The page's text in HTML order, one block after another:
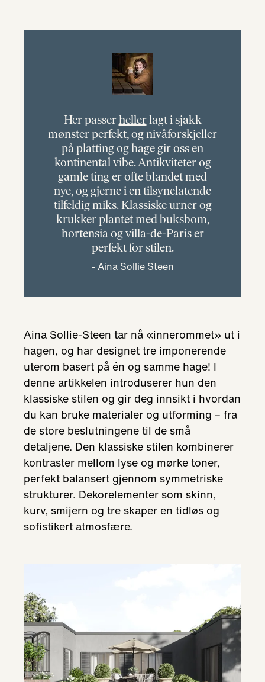
Her passerhellerlagt i sjakk
mønster perfekt, og nivåforskjeller
på platting og hage gir oss en
kontinental vibe. Antikviteter og
gamle ting er ofte blandet med
nye, og gjerne i en tilsynelatende
tilfeldig miks. Klassiske urner og
krukker plantet med buksbom,
hortensia og villa-de-Paris er
perfekt for stilen.
Aina Sollie Steen
Aina Sollie-Steen tar nå «innerommet» ut i
hagen, og har designet tre imponerende
uterom basert på én og samme hage! I
denne artikkelen introduserer hun den
klassiske stilen og gir deg innsikt i hvordan
du kan bruke materialer og utforming – fra
de store beslutningene til de små
detaljene. Den klassiske stilen kombinerer
kontraster mellom lyse og mørke toner,
perfekt balansert gjennom symmetriske
strukturer. Dekorelementer som skinn,
kurv, smijern og tre skaper en tidløs og
sofistikert atmosfære.